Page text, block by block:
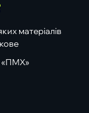
матеріалів
«ПМХ»